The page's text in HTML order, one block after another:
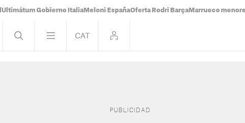
Ultimátum Gobierno Italia Meloni EspañaOferta Rodri Barça Marrueco